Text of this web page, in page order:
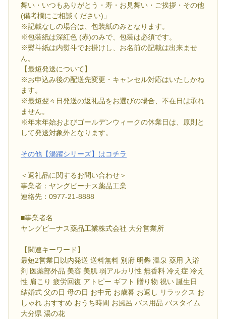
舞い・いつもありがとう・寿・お見舞い・ご挨拶・その他
(備考欄にご相談ください)」
※記載なしの場合は、包装紙のみとなります。
※包装紙は深紅色 (赤)のみで、包装は必須です。
※熨斗紙は内熨斗でお掛けし、お名前の記載は出来ませ
ん。
【最短発送について】
※お申込み後の配送先変更・キャンセル対応はいたしかね
ます。
※最短翌々日発送の返礼品をお選びの場合、不在日は承れ
ません。
※年末年始およびゴールデンウィークの休業日は、原則と
して発送対象外となります。
その他【湯躍シリーズ】はコチラ
＜返礼品に関するお問い合わせ＞
事業者：ヤングビーナス薬品工業
連絡先：0977-21-8888
■事業者名
ヤングビーナス薬品工業株式会社 大分営業所
【関連キーワード】
最短2営業日以内発送 送料無料 別府 明礬 温泉 薬用 入浴
剤 医薬部外品 美容 美肌 弱アルカリ性 無香料 冷え症 冷え
性 肩こり 疲労回復 アトピー ギフト 贈り物 祝い 誕生日
結婚式 父の日 母の日 お中元 お歳暮 お返し リラックス お
しゃれ おすすめ おうち時間 お風呂 バス用品 バスタイム
大分県 湯の花